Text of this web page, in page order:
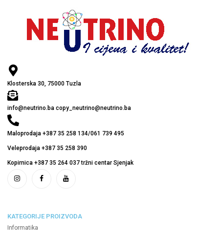
Klosterska 30, 75000 Tuzla
info@neutrino.ba copy_neutrino@neutrino.ba
Maloprodaja +387 35 258 134/061 739 495
Veleprodaja +387 35 258 390
Kopirnica +387 35 264 037 tržni centar Sjenjak
KATEGORIJE PROIZVODA
Informatika